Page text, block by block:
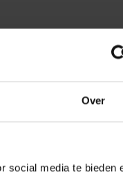
Over
social media te bieden